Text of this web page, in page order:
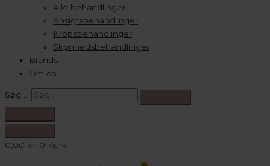
Alle behandlinger
Ansigtsbehandlinger
Kropsbehandlinger
Skønhedsbehandlinger
Brands
Om os
Søg …
0,00 kr. 0 Kurv